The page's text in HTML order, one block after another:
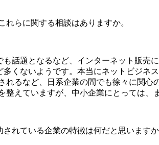
らに関する相談はありますか。
話題となるなど、インターネット販売
くないようです。本当にネットビジネ
るなど、日系企業の間でも徐々に関
えていますが、中小企業にとっては、
れている企業の特徴は何だと思いますか